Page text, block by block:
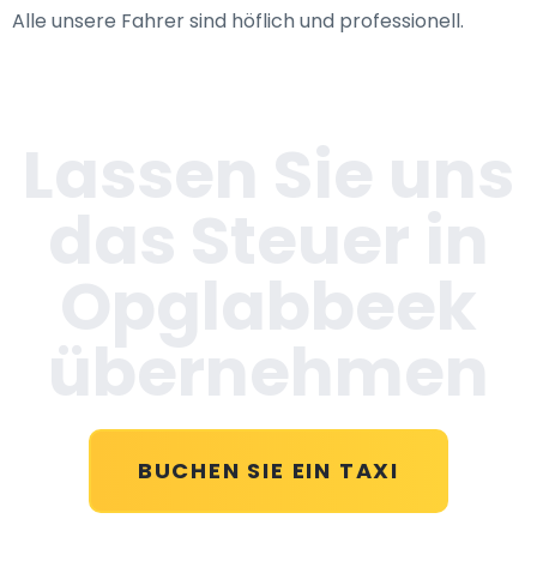
Alle unsere Fahrer sind höflich und professionell.
BUCHEN SIE EIN TAXI